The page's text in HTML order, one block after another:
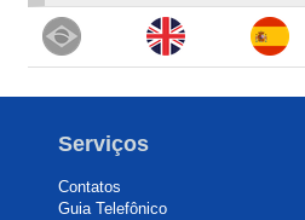
Serviços
Contatos
Guia Telefônico